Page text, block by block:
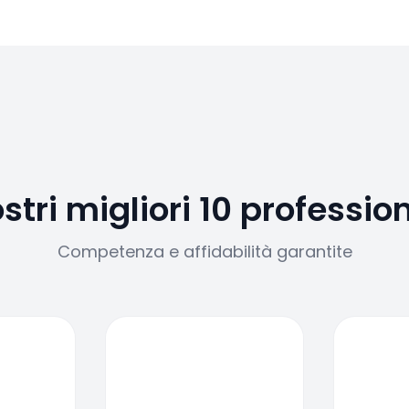
migliori 10
Competenza e affidabilità garantite